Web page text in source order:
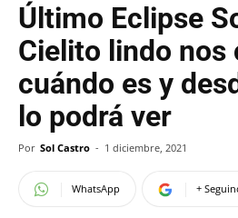
Último Eclipse
Cielito lindo nos
cuándo es y
lo podrá ver
Por Sol Castro - 1 diciembre, 2021
WhatsApp +